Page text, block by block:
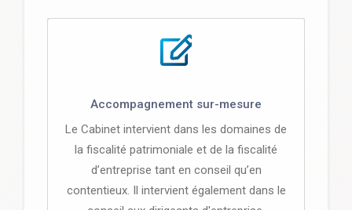
Accompagnement sur-mesure
Le Cabinet intervient dans les domaines de
la fiscalité patrimoniale et de la fiscalité
d’entreprise tant en conseil qu’en
contentieux. Il intervient également dans le